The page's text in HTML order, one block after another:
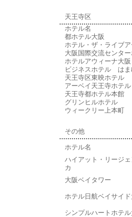
天王寺区
ホテル名
都ホテル大阪
ホテル・ザ・ライブ
大阪国際交流センタ
ホテルアウィーナ大阪
ビジネスホテル はま
天王寺区東映ホテル
アーベイ天王寺ホテル
天王寺都ホテル本館
グリンヒルホテル
ウィークリー上本町
その他
ホテル名
ハイアット・リージ
カ
大阪ベイタワー
ホテル日航ベイサイド
シンプルハートホテル